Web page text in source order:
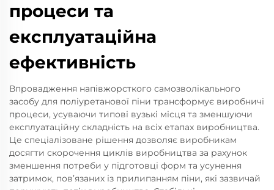
процеси та
експлуатаційна
ефективність
Впровадження напівжорсткого самозволікального
засобу для поліуретанової піни трансформує виробничі
процеси, усуваючи типові вузькі місця та зменшуючи
експлуатаційну складність на всіх етапах виробництва.
Це спеціалізоване рішення дозволяє виробникам
досягти скорочення циклів виробництва за рахунок
зменшення потреби у підготовці форм та усунення
затримок, пов’язаних із прилипанням піни, які зазвичай